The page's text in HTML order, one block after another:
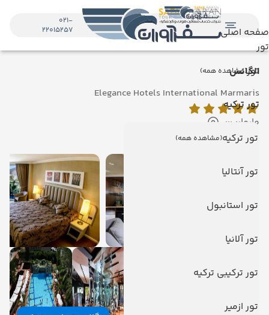
صفحه اصلی
تور
تور(مشاهده همه)
تور ترکیه
تور ترکیه(مشاهده همه)
تور آنتالیا
تور استانبول
تور آلانیا
تور ترکیبی ترکیه
تور ازمیر
021-
22015257
الگانس
Elegance Hotels International Marmaris
مارماریس
نمایش روی نقشه